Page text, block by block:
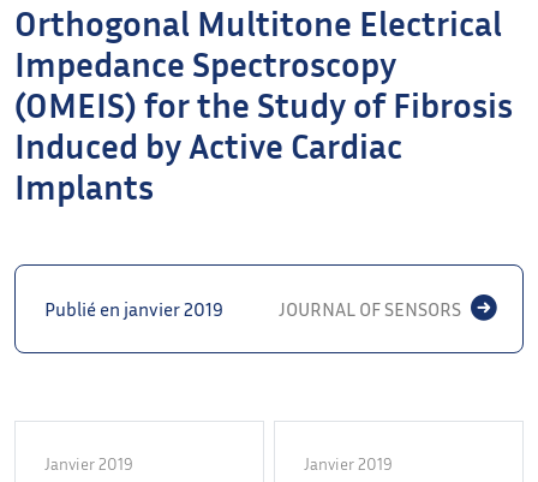
Orthogonal Multitone Electrical
Impedance Spectroscopy
(OMEIS) for the Study of Fibrosis
Induced by Active Cardiac
Implants
Publié en janvier 2019 JOURNAL OF SENSORS
Janvier 2019 Janvier 2019